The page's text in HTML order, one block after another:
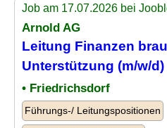
Job am 17.07.2026 bei
Arnold AG
Leitung Finanzen
Unterstützung (m/w/d)
• Friedrichsdorf
Führungs-/ Leitungspositionen